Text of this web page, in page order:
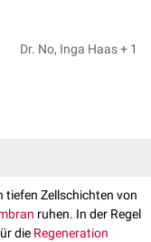
Dr. No, Inga Haas + 1
tiefen Zellschichten von
ruhen. In der Regel
die Regeneration